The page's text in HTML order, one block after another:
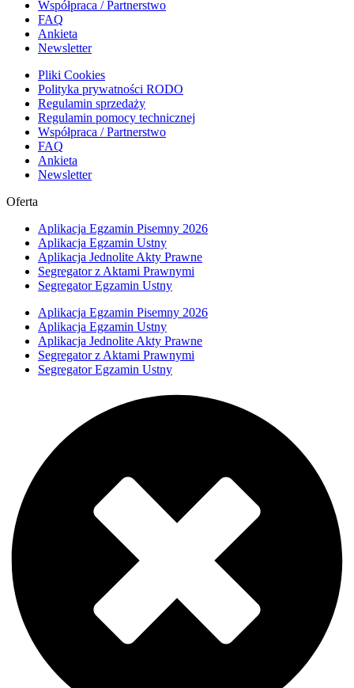
Współpraca / Partnerstwo
FAQ
Ankieta
Newsletter
Pliki Cookies
Polityka prywatności RODO
Regulamin sprzedaży
Regulamin pomocy technicznej
Współpraca / Partnerstwo
FAQ
Ankieta
Newsletter
Oferta
Aplikacja Egzamin Pisemny 2026
Aplikacja Egzamin Ustny
Aplikacja Jednolite Akty Prawne
Segregator z Aktami Prawnymi
Segregator Egzamin Ustny
Aplikacja Egzamin Pisemny 2026
Aplikacja Egzamin Ustny
Aplikacja Jednolite Akty Prawne
Segregator z Aktami Prawnymi
Segregator Egzamin Ustny